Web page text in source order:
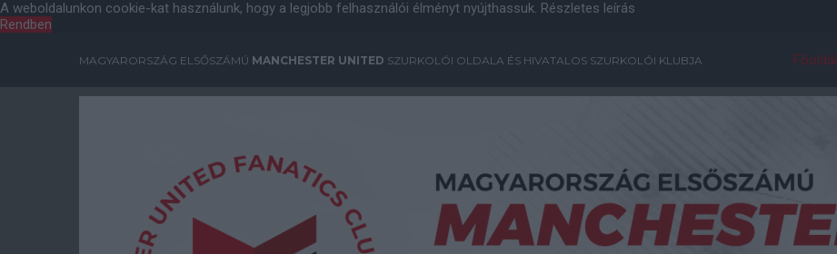
A weboldalunkon cookie-kat használunk, hogy a legjobb felhasználói élményt nyújthassuk. Részletes leírás
Rendben
MAGYARORSZÁG ELSŐSZÁMÚ MANCHESTER UNITED SZURKOLÓI OLDALA ÉS HIVATALOS SZURKOLÓI KLUBJA Főoldal